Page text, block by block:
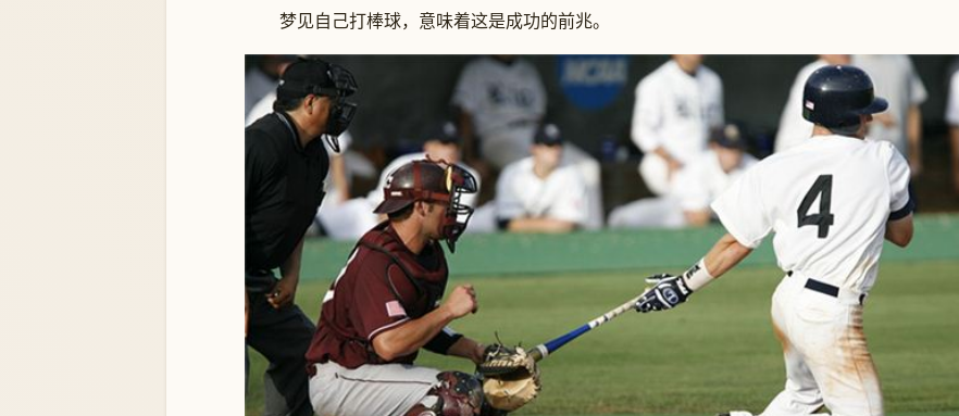
梦见自己打棒球，意味着这是成功的前兆。